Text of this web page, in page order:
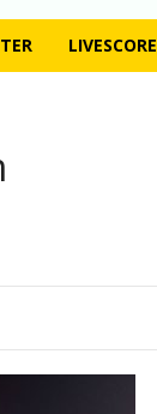
LIVESCORE